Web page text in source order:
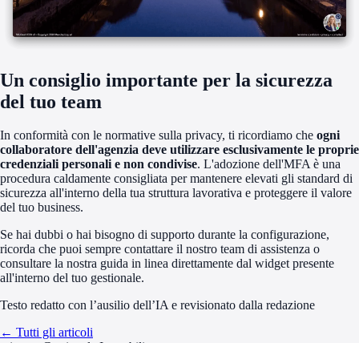
Un consiglio importante per la sicurezza
del tuo team
In conformità con le normative sulla privacy, ti ricordiamo che ogni
collaboratore dell'agenzia deve utilizzare esclusivamente le proprie
credenziali personali e non condivise. L'adozione dell'MFA è una
procedura caldamente consigliata per mantenere elevati gli standard di
sicurezza all'interno della tua struttura lavorativa e proteggere il valore
del tuo business.
Se hai dubbi o hai bisogno di supporto durante la configurazione,
ricorda che puoi sempre contattare il nostro team di assistenza o
consultare la nostra guida in linea direttamente dal widget presente
all'interno del tuo gestionale.
Testo redatto con l’ausilio dell’IA e revisionato dalla redazione
← Tutti gli articoli